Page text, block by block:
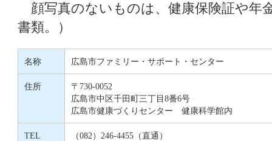
顔写真のないものは、健康保険証や年
書類。）
名称 広島市ファミリー・サポート・センター
住所
〒730-0052
広島市中区千田町三丁目8番6号
広島市健康づくりセンター 健康科学館内
TEL （082）246-4455（直通）